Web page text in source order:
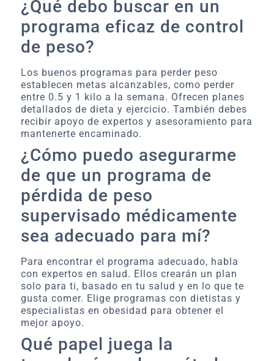
¿Qué debo buscar en un
programa eficaz de control
de peso?
Los buenos programas para perder peso
establecen metas alcanzables, como perder
entre 0.5 y 1 kilo a la semana. Ofrecen planes
detallados de dieta y ejercicio. También debes
recibir apoyo de expertos y asesoramiento para
mantenerte encaminado.
¿Cómo puedo asegurarme
de que un programa de
pérdida de peso
supervisado médicamente
sea adecuado para mí?
Para encontrar el programa adecuado, habla
con expertos en salud. Ellos crearán un plan
solo para ti, basado en tu salud y en lo que te
gusta comer. Elige programas con dietistas y
especialistas en obesidad para obtener el
mejor apoyo.
Qué papel juega la